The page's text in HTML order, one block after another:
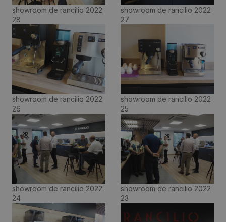
showroom de rancilio 2022
28
showroom de rancilio 2022
27
showroom de rancilio 2022
26
showroom de rancilio 2022
25
showroom de rancilio 2022
24
showroom de rancilio 2022
23